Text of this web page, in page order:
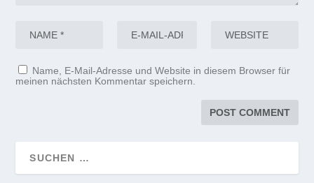
Name, E-Mail-Adresse und Website in diesem Browser für
meinen nächsten Kommentar speichern.